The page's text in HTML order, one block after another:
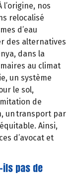
l’origine, nos
relocalisé
d’eau
des alternatives
dans la
au climat
un système
le sol,
de
un transport par
Ainsi,
d’avocat et
pas de